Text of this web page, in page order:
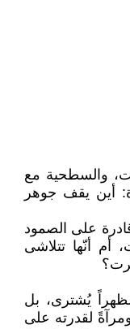
والسطحية مع
أين يقف جوهر
على الصمود
أنّها تتلاشى
مظهراً يُشترى، بل
لقدرته على